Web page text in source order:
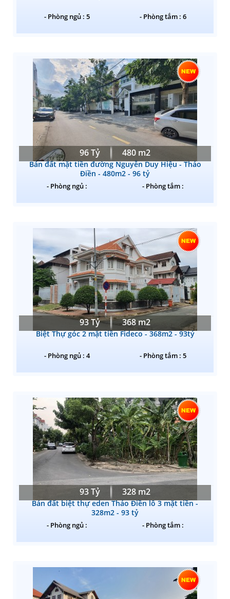
- Phòng ngủ : 5 - Phòng tắm : 6
96 Tỷ 480 m2
Bán đất mặt tiền đường Nguyễn Duy Hiệu - Thảo
Điền - 480m2 - 96 tỷ
- Phòng ngủ : - Phòng tắm :
93 Tỷ 368 m2
Biệt Thự góc 2 mặt tiền Fideco - 368m2 - 93tỷ
- Phòng ngủ : 4 - Phòng tắm : 5
93 Tỷ 328 m2
Bán đất biệt thự eden Thảo Điền lô 3 mặt tiền -
328m2 - 93 tỷ
- Phòng ngủ : - Phòng tắm :